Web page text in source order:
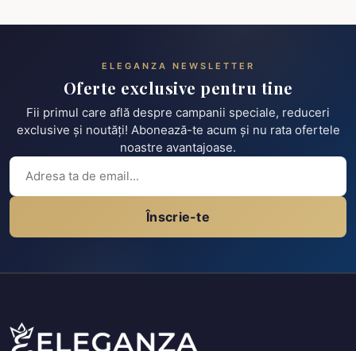
ELEGANZA NEWSLETTER
Oferte exclusive pentru tine
Fii primul care află despre campanii speciale, reduceri
exclusive și noutăți! Abonează-te acum și nu rata ofertele
noastre avantajoase.
Înscrie-te